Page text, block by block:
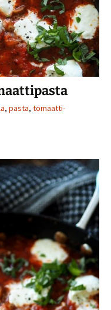
, pasta, tomaatti-